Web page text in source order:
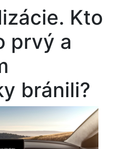
Kto
prvý a
bránili?